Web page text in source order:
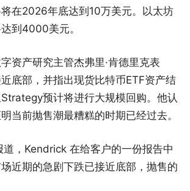
在2026年底达到10万美元。以太坊
到4000美元。
资产研究主管杰弗里·肯德里克表
底部，并指出现货比特币ETF资产结
预计将进行大规模回购。他认
当前抛售潮最糟糕的时期已经过去。
，Kendrick 在给客户的一份报告中
近期的急剧下跌已接近底部，抛售的